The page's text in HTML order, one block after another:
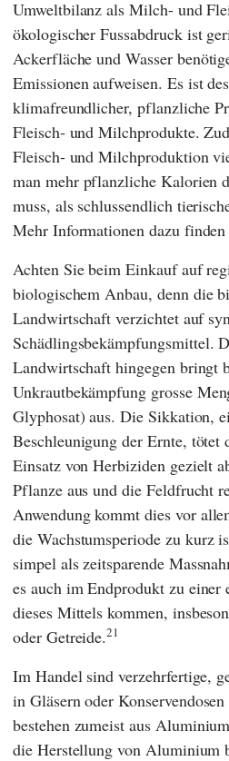
Umweltbilanz als Milch- und
ökologischer Fussabdruck ist
Ackerfläche und Wasser
Emissionen aufweisen. Es ist
klimafreundlicher, pflanzliche
Fleisch- und Milchprodukte.
Fleisch- und Milchproduktion
man mehr pflanzliche Kalorien
muss, als schlussendlich
Mehr Informationen dazu
Achten Sie beim Einkauf auf
biologischem Anbau, denn die
Landwirtschaft verzichtet auf
Schädlingsbekämpfungsmittel.
Landwirtschaft hingegen bringt
Unkrautbekämpfung grosse
Glyphosat) aus. Die Sikkation,
Beschleunigung der Ernte,
Einsatz von Herbiziden gezielt
Pflanze aus und die Feldfrucht
Anwendung kommt dies vor
die Wachstumsperiode zu kurz
simpel als zeitsparende
es auch im Endprodukt zu einer
dieses Mittels kommen,
oder Getreide.21
Im Handel sind verzehrfertige,
in Gläsern oder
bestehen zumeist aus
die Herstellung von Aluminium